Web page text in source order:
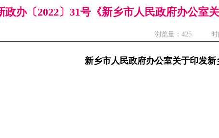
政办〔2022〕31号《新乡市人民政府办公室
浏览量：425 时间
新乡市人民政府办公室关于印发